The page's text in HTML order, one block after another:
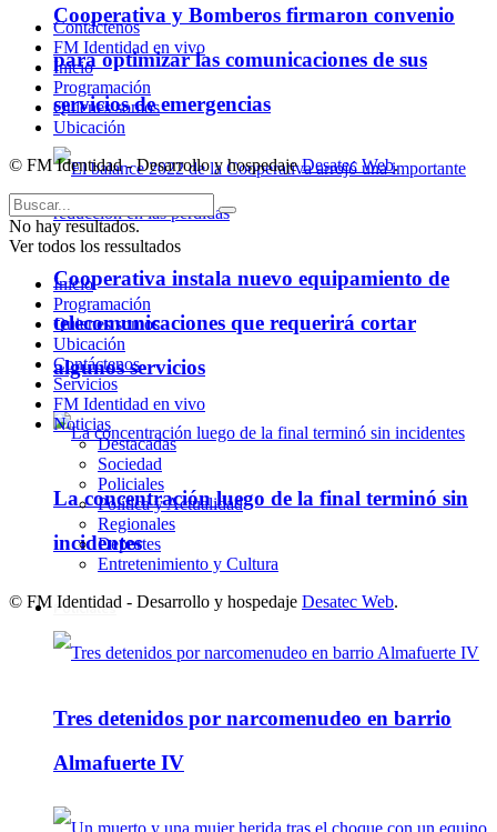
Cooperativa y Bomberos firmaron convenio
para optimizar las comunicaciones de sus
servicios de emergencias
Cooperativa instala nuevo equipamiento de
telecomunicaciones que requerirá cortar
algunos servicios
La concentración luego de la final terminó sin
incidentes
Policiales
Tres detenidos por narcomenudeo en barrio
Almafuerte IV
Contáctenos
FM Identidad en vivo
Inicio
Programación
Quienes somos
Ubicación
© FM Identidad - Desarrollo y hospedajeDesatec Web.
No hay resultados.
Ver todos los ressultados
Inicio
Programación
Quienes somos
Ubicación
Contáctenos
Servicios
FM Identidad en vivo
Noticias
Destacadas
Sociedad
Policiales
Política y Actualidad
Regionales
Deportes
Entretenimiento y Cultura
© FM Identidad - Desarrollo y hospedaje Desatec Web.